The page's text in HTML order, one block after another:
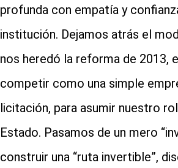
profunda con empatía y
institución. Dejamos atrás el
nos heredó la reforma de 2013,
competir como una simple
licitación, para asumir nuestro
Estado. Pasamos de un mero
construir una “ruta invertible”,